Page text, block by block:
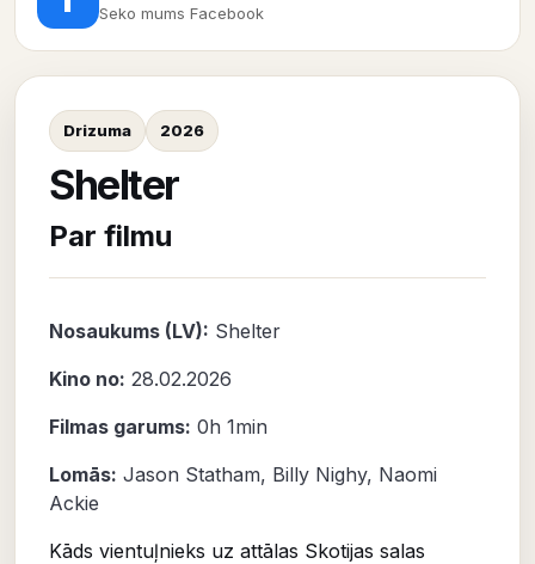
Seko mums Facebook
Drizuma 2026
Shelter
Par filmu
Nosaukums (LV): Shelter
Kino no: 28.02.2026
Filmas garums: 0h 1min
Lomās: Jason Statham, Billy Nighy, Naomi
Ackie
Kāds vientuļnieks uz attālas Skotijas salas